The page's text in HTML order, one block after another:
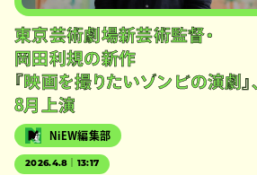
東京芸術劇場新芸術監督・
岡田利規の新作
『映画を撮りたいゾンビの演劇』、
8月上演
NiEW編集部
2026.4.8｜13:17